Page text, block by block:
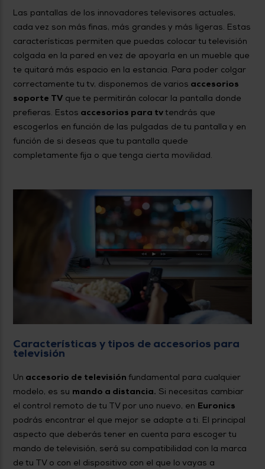
Las pantallas de los innovadores televisores actuales,
cada vez son más finas, más grandes y más ligeras. Estas
características permiten que puedas colocar tu televisión
colgada en la pared en vez de apoyarla en un mueble que
te quitará más espacio en la estancia. Para poder colgar
correctamente tu tv, disponemos de varios accesorios
soporte TV que te permitirán colocar la pantalla donde
prefieras. Estos accesorios para tvtendrás que
escogerlos en función de las pulgadas de tu pantalla y en
función de si deseas que tu pantalla quede
completamente fija o que tenga cierta movilidad.
Características y tipos de accesorios para
televisión
Un accesorio de televisión fundamental para cualquier
modelo, es su mando a distancia. Si necesitas cambiar
el control remoto de tu TV por uno nuevo, en Euronics
podrás encontrar el que mejor se adapte a ti. El principal
aspecto que deberás tener en cuenta para escoger tu
mando de televisión, será su compatibilidad con la marca
de tu TV o con el dispositivo con el que lo vayas a